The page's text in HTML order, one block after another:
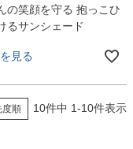
の笑顔を守る 抱っこひ
るサンシェード
見る
度順 10件中 1-10件表示